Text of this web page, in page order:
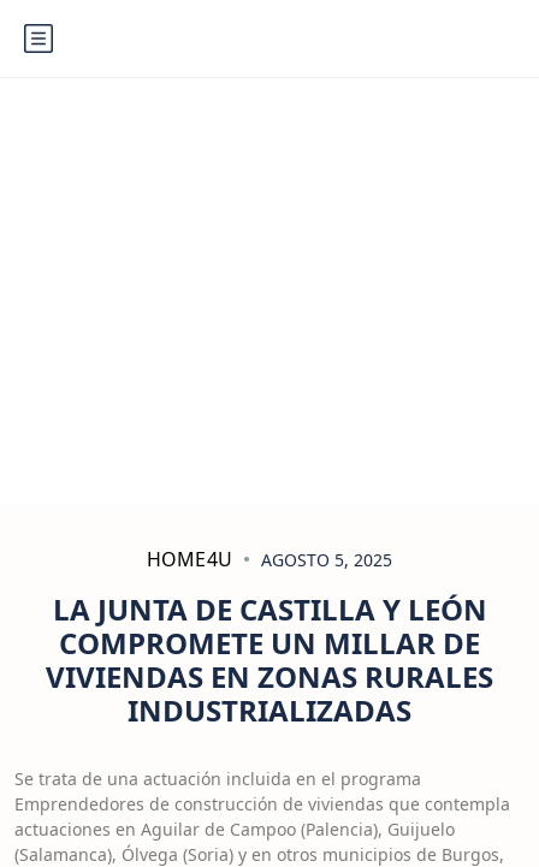
HOME4U AGOSTO 5, 2025
LA JUNTA DE CASTILLA Y LEÓN
COMPROMETE UN MILLAR DE
VIVIENDAS EN ZONAS RURALES
INDUSTRIALIZADAS
Se trata de una actuación incluida en el programa
Emprendedores de construcción de viviendas que contempla
actuaciones en Aguilar de Campoo (Palencia), Guijuelo
(Salamanca), Ólvega (Soria) y en otros municipios de Burgos,